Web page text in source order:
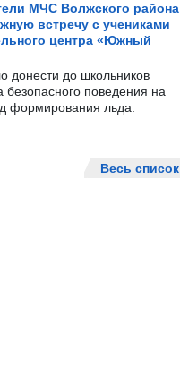
МЧС Волжского района
встречу с учениками
центра «Южный
донести до школьников
безопасного поведения на
формирования льда.
Весь список